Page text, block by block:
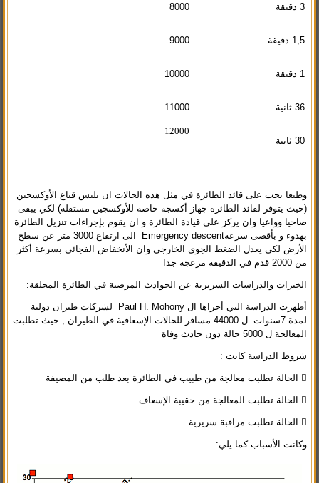
3 دقيقة 8000
1,5 دقيقة 9000
1 دقيقة 10000
36 ثانية 11000
30 ثانية
12000
وطبعا يجب على قائد الطائرة في مثل هذه الحالات ان يلبس قناع الأوكسجين
(حيث يتوفر لقائد الطائرة جهاز أكسجة خاصة للأوكسجين مستقله) لكي يبقى
صاحيا وواعيا وان يركز على قيادة الطائرة و ان يقوم بإجراءات تنزيل الطائرة
بهدوء و بأقصى سرعةEmergency descent الى ارتفاع 3000 متر عن سطح
الأرض لكي يعدل الضغط الجوي الخارجي وان الأنخفاض الفجائي بسرعة أكثر
من 2000 قدم في الدقيقة مزعجة جدا
الخبرات والدراسات السريرية عن الحوادث المرضية في الطائرة المحلقة:
أظهرت الدراسة التي أجراها ال Paul H. Mohony لشركات طيران دولية
لمدة 7سنوات ل 44000 مسافر للحالات الإسعافية في الطيران , حيث تطلبت
المعالجة ل 5000 حالة دون حادث وفاة
شروط الدراسة كانت :
 الحالة تطلبت معالجة من طبيب في الطائرة بعد طلب من المضيفة
 الحالة تطلبت المعالجة من حقيبة الإسعاف
 الحالة تطلبت مراقبة سريرية
وكانت الأسباب كما يلي: